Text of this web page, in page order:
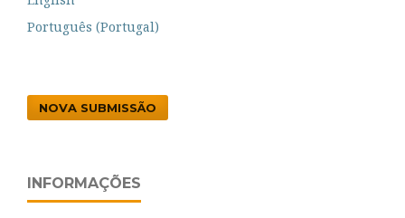
Português (Portugal)
NOVA SUBMISSÃO
INFORMAÇÕES